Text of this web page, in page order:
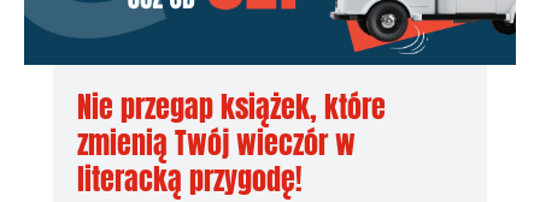
Nie przegap książek, które
zmienią Twój wieczór w
literacką przygodę!